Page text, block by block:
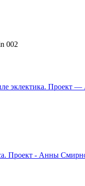
002
эклектика. Проект
Проект - Анны